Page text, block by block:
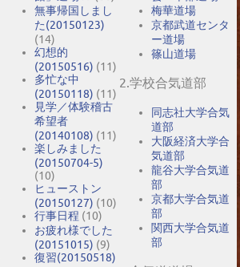
無事帰国しまし
た(20150123)
(14)
幻想的
(20150516) (11)
多忙な中
(20150118) (11)
見学／体験稽古
希望者
(20140108) (11)
楽しみました
(20150704-5)
(10)
ヒューストン
(20150127) (10)
行事日程 (10)
お疲れ様でした
(20151015) (9)
復習(20150518)
梅華道場
京都武道センタ
ー道場
篠山道場
2.学校合気道部
同志社大学合気
道部
大阪経済大学合
気道部
龍谷大学合気道
部
京都大学合気道
部
関西大学合気道
部